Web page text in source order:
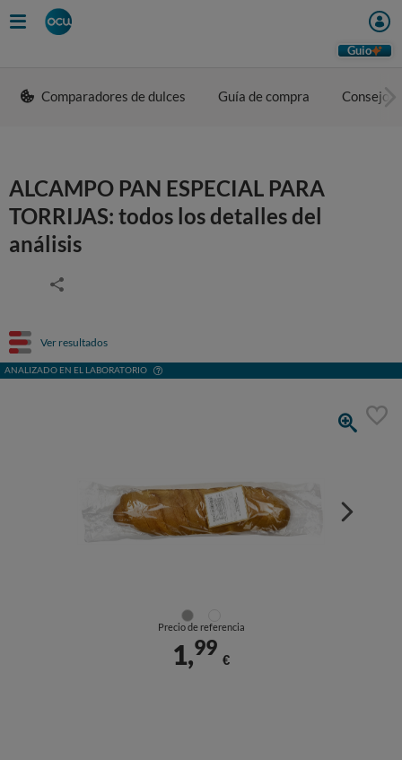
Guio
Comparadores de dulces Guía de compra Consejos
ALCAMPO PAN ESPECIAL PARA
TORRIJAS: todos los detalles del
análisis
Ver resultados
ANALIZADO EN EL LABORATORIO
Precio de referencia
1,99
€